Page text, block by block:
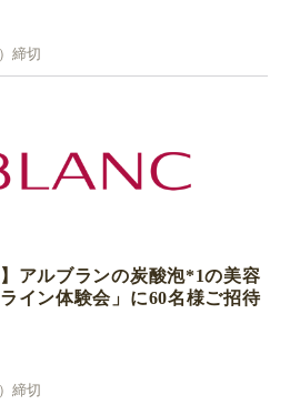
締切
アルブランの炭酸泡*1の美容
イン体験会」に60名様ご招待
締切